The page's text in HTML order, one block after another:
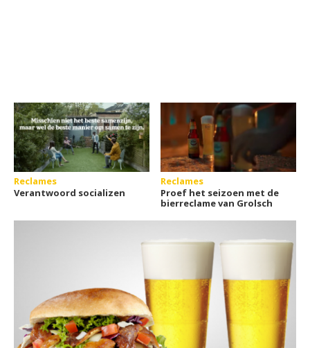
Reclames
Verantwoord socializen
Reclames
Proef het seizoen met de
bierreclame van Grolsch